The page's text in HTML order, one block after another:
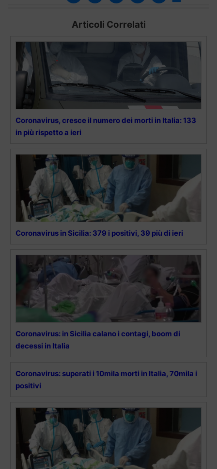
Articoli Correlati
Coronavirus, cresce il numero dei morti in Italia: 133
in più rispetto a ieri
Coronavirus in Sicilia: 379 i positivi, 39 più di ieri
Coronavirus: in Sicilia calano i contagi, boom di
decessi in Italia
Coronavirus: superati i 10mila morti in Italia, 70mila i
positivi